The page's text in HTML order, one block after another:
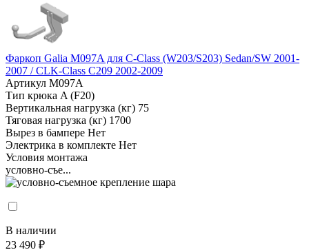
Фаркоп Galia M097A для C-Class (W203/S203) Sedan/SW 2001-
2007 / CLK-Class C209 2002-2009
Артикул M097A
Тип крюка A (F20)
Вертикальная нагрузка (кг) 75
Тяговая нагрузка (кг) 1700
Вырез в бампере Нет
Электрика в комплекте Нет
Условия монтажа
условно-съе...
В наличии
23 490 ₽